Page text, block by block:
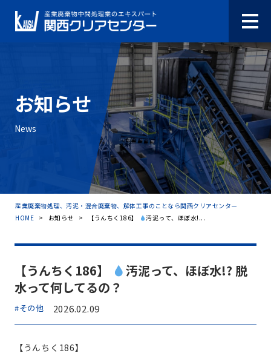
お知らせ
News
産業廃棄物処理、汚泥・混合廃棄物、解体工事のことなら関西クリアセンター
HOME > お知らせ > 【うんちく186】 汚泥って、ほぼ水!...
【うんちく186】
汚泥って、ほぼ水!? 脱
水って何してるの？
#その他 2026.02.09
【うんちく186】